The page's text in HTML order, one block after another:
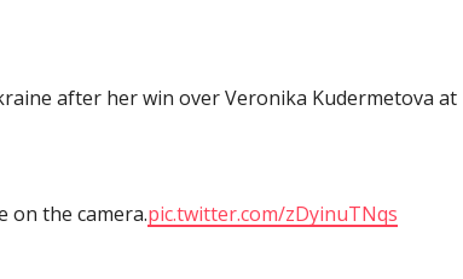
after her win over ️Veronika Kudermetova at
the camera.pic.twitter.com/zDyinuTNqs